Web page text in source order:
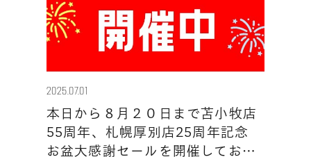
2025.07.01
本日から８月２０日まで苫小牧店
55周年、札幌厚別店25周年記念
お盆大感謝セールを開催してお…